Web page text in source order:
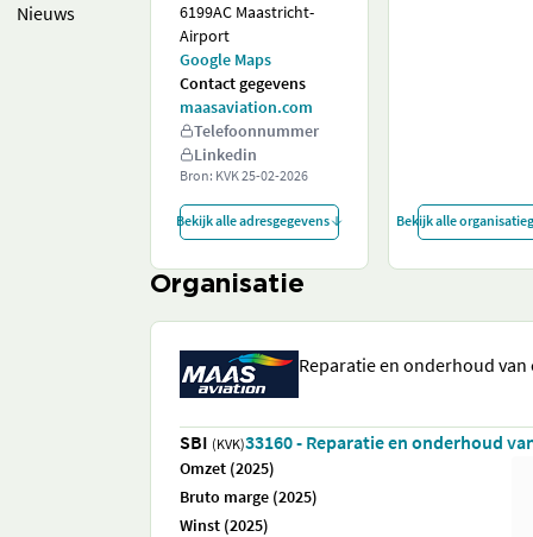
Nieuws
6199AC Maastricht-
Airport
Google Maps
Contact gegevens
maasaviation.com
Telefoonnummer
Linkedin
Bron: KVK25-02-2026
Bekijk alle adresgegevens Bekijk alle
Organisatie
Reparatie en onderhoud
SBI (KVK)33160 - Reparatie en onderhoud
Omzet (2025)
Bruto marge (2025)
Winst (2025)